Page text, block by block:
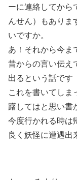
ーに連絡してから
んせん）もありま
いですか。
あ！それから今ま
昔からの言い伝え
出るという話です
これを書いてしま
躇してはと思い書
今度行かれる時は
良く妖怪に遭遇